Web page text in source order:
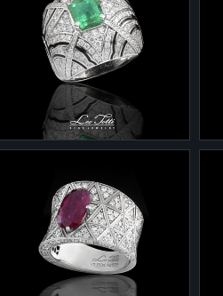
Кольцо 1-308/20 из
белого золота с
гелиодором и
бриллиантами.
Золото 585 - 5,03 грамма
Гелиодор - 5,44 карата
Бриллианты - 0,7 карата
1-0120/3
Кольцо 1-0120/3 из
белого золота с изумрудом,
бриллиантами и эмалью.
Золото 585 13,64 грамма
Изумруд 3/3 - 1,62 карата